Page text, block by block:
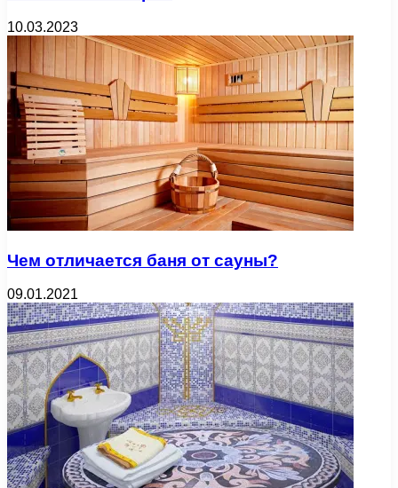
10.03.2023
Чем отличается баня от сауны?
09.01.2021